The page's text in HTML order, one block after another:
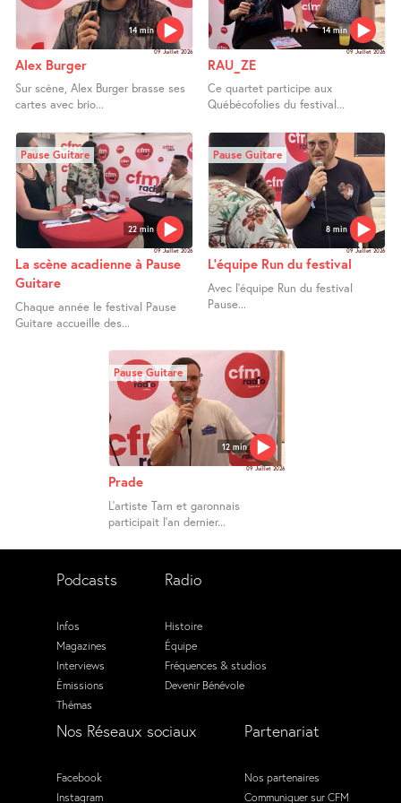
14 min
09 Juillet 2026
Alex Burger
Sur scène, Alex Burger brasse ses
cartes avec brio...
14 min
09 Juillet 2026
RAU_ZE
Ce quartet participe aux
Québécofolies du festival...
22 min
Pause Guitare
09 Juillet 2026
La scène acadienne à Pause
Guitare
Chaque année le festival Pause
Guitare accueille des...
8 min
Pause Guitare
09 Juillet 2026
L’équipe Run du festival
Avec l’équipe Run du festival
Pause...
12 min
Pause Guitare
09 Juillet 2026
Prade
L’artiste Tarn et garonnais
participait l’an dernier...
Podcasts
Infos
Magazines
Interviews
Émissions
Thémas
Radio
Histoire
Équipe
Fréquences & studios
Devenir Bénévole
Nos Réseaux sociaux
Facebook
Instagram
Partenariat
Nos partenaires
Communiquer sur CFM